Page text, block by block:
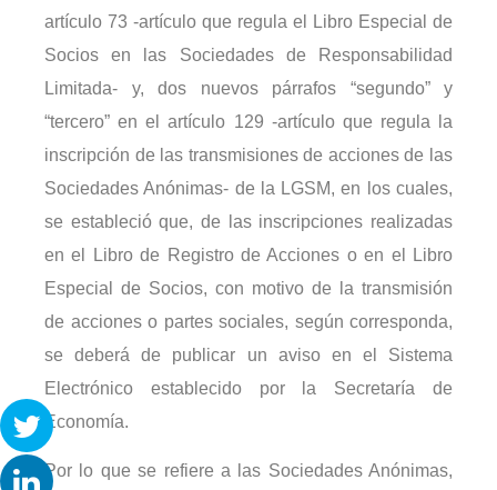
artículo 73 -artículo que regula el Libro Especial de
Socios en las Sociedades de Responsabilidad
Limitada- y, dos nuevos párrafos “segundo” y
“tercero” en el artículo 129 -artículo que regula la
inscripción de las transmisiones de acciones de las
Sociedades Anónimas- de la LGSM, en los cuales,
se estableció que, de las inscripciones realizadas
en el Libro de Registro de Acciones o en el Libro
Especial de Socios, con motivo de la transmisión
de acciones o partes sociales, según corresponda,
se deberá de publicar un aviso en el Sistema
Electrónico establecido por la Secretaría de
Economía.
Por lo que se refiere a las Sociedades Anónimas,